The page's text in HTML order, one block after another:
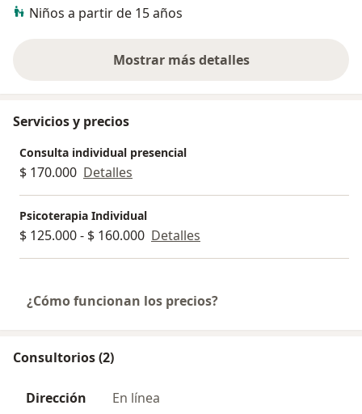
Niños a partir de 15 años
Mostrar más detalles
sobre la experiencia
Servicios y precios
Consulta individual presencial
$ 170.000 Detalles
Psicoterapia Individual
$ 125.000 - $ 160.000 Detalles
¿Cómo funcionan los precios?
Consultorios (2)
Dirección En línea